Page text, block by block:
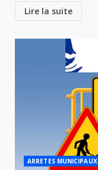
Lire la suite
ARRETES MUNICIPAUX